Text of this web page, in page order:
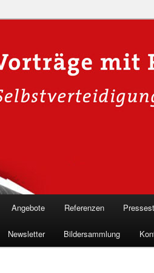
für
🛡️
in die Welt der Cybersicherheit mit
& schützen Sie sich effektiv.
Angebote Referenzen
Newsletter Bildersammlung